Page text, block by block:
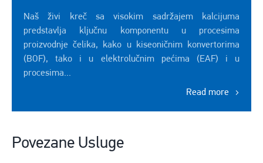
Naš živi kreč sa visokim sadržajem kalcijuma
predstavlja ključnu komponentu u procesima
proizvodnje čelika, kako u kiseoničnim konvertorima
(BOF), tako i u elektrolučnim pećima (EAF) i u
procesima...
Read more
Povezane Usluge